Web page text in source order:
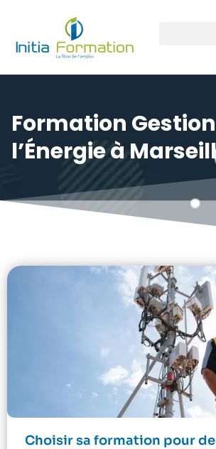
Formation
l’Énergie à
Choisir sa formation pour